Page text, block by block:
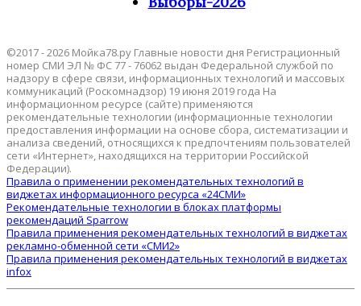
©2017 - 2026 Мойка78.ру Главные новости дня Регистрационный
номер СМИ ЭЛ № ФС 77 - 76062 выдан Федеральной службой по
надзору в сфере связи, информационных технологий и массовых
коммуникаций (Роскомнадзор) 19 июня 2019 года На
информационном ресурсе (сайте) применяются
рекомендательные технологии (информационные технологии
предоставления информации на основе сбора, систематизации и
анализа сведений, относящихся к предпочтениям пользователей
сети «Интернет», находящихся на территории Российской
Федерации).
Правила о применении рекомендательных технологий в
виджетах информационного ресурса «24СМИ»
Рекомендательные технологии в блоках платформы
рекомендаций Sparrow
Правила применения рекомендательных технологий в виджетах
рекламно-обменной сети «СМИ2»
Правила применения рекомендательных технологий в виджетах
infox